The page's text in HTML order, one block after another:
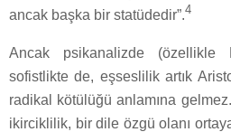
ancak başka bir statüdedir”.4
Ancak psikanalizde (özellikle
sofistlikte de, eşseslilik artık
radikal kötülüğü anlamına
ikirciklilik, bir dile özgü olanı